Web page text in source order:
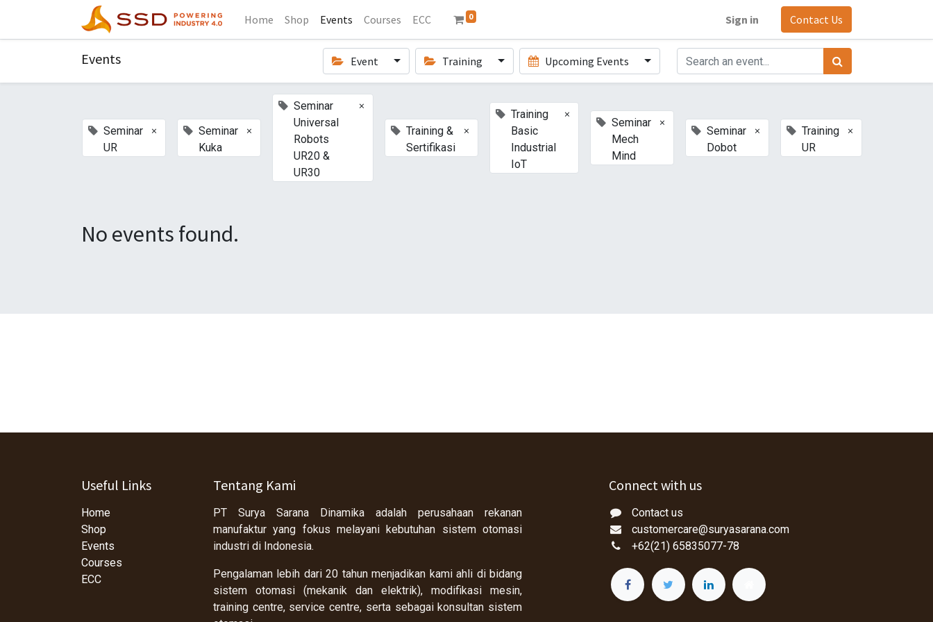
Home Shop Events Courses ECC 0 Sign in Contact Us
Events Event Training Upcoming Events
Seminar
UR
×
Seminar
Kuka
×
Seminar
Universal
Robots
UR20 &
UR30
×
Training &
Sertifikasi
×
Training
Basic
Industrial
IoT
×
Seminar
Mech
Mind
×
Seminar
Dobot
×
Training
UR
×
No events found.
Useful Links
Home
Shop
Events
Courses
ECC
Tentang Kami
PT Surya Sarana Dinamika adalah perusahaan rekanan
manufaktur yang fokus melayani kebutuhan sistem otomasi
industri di Indonesia.
Pengalaman lebih dari 20 tahun menjadikan kami ahli di bidang
sistem otomasi (mekanik dan elektrik), modifikasi mesin,
training centre, service centre, serta sebagai konsultan sistem
Connect with us
Contact us
customercare@suryasarana.com
+62(21) 65835077-78